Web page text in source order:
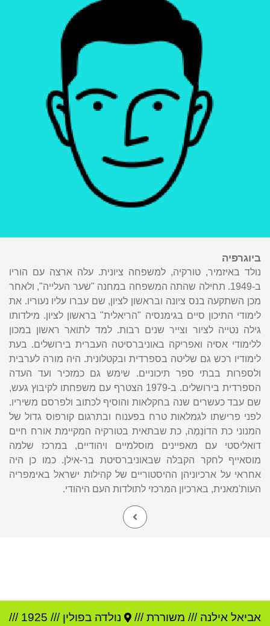
ביוגרפיה
נולד באיזמיר, טורקיה, למשפחה ציונית. עלה ארצה עם הוריו
ב-1949. תחילה שהתה המשפחה במחנה "שער העלייה", ולאחר
מכן השתקעה בנס ציונה ובראשון לציון, שם עברו עליו נעוריו. את
לימודי התיכון סיים בגימנסיה "הריאלית" בראשון לציון. מילדותו
גילה נטייה לציור וצייר שנים רבות. למד לתואר ראשון במכון
ללימודי אסיה ואפריקה באוניברסיטה העברית בירושלים. בעת
לימודיו רכש גם שליטה בספרדית ובקטלונית. היה מורה לערבית
ולספרות בבתי ספר תיכוניים. שימש גם כמזכיר ועד העדה
הספרדית בירושלים. ב-1979 הצטרף עם משפחתו לקיבוץ געש,
שם עבד כעשרים שנה בחקלאות והוסיף לכתוב ולפרסם משיריו.
לפני פרישתו לגמלאות טרח בפענוח ובתרגום קורפוס גדול של
המנוני כת הדוֹנְמֶה, כת שבתאית בטורקיה המקיימת אורח חיים
דואליסטי עם מאפיינים מוסלמיים ויהודיים, במרכז שלמה
מוסאייף לחקר הקבלה שבאוניברסיטת בר-אילן. כמו כן היה
אחראי על ארכיוניהן ההיסטוריים של קהילות ישראל באימפריה
העות'מאנית, בארכיון המרכזי לתולדות העם היהודי.
אביאל אילנה /// משוררת /// נולדה בפולין ///
1925
///